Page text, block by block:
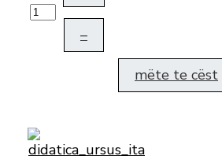
–
mëte te cëst